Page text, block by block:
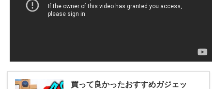
買って良かったおすすめガジェッ